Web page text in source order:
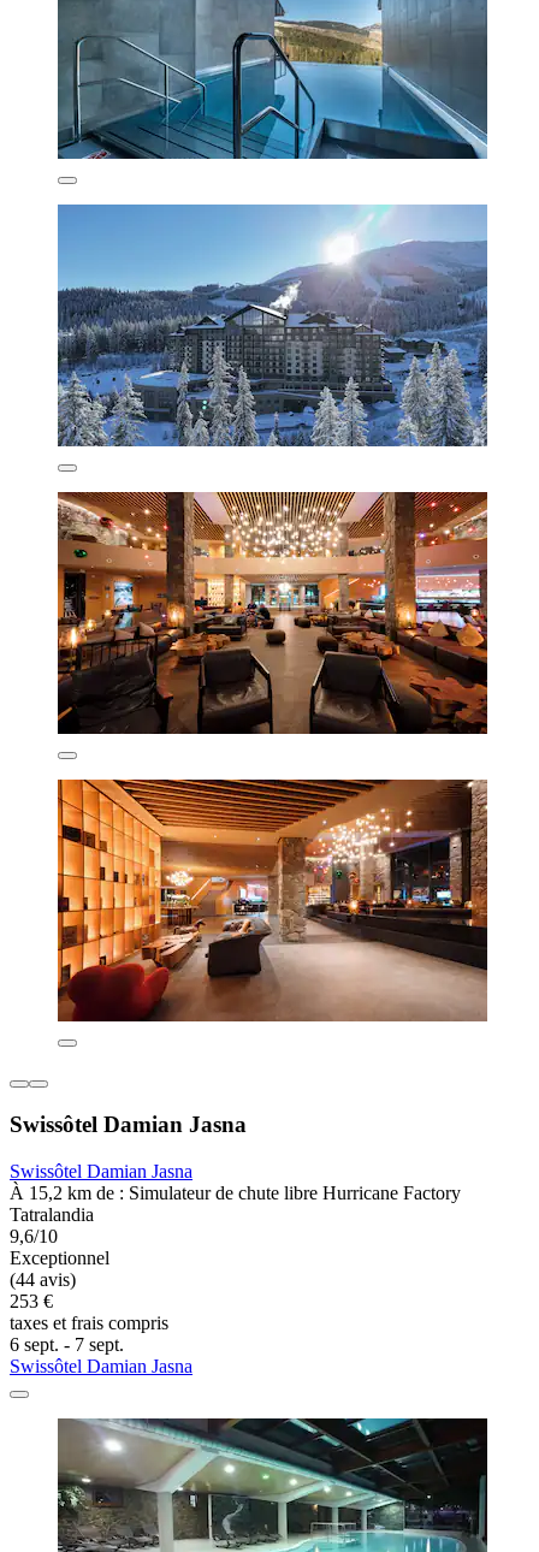
Swissôtel Damian Jasna
Swissôtel Damian Jasna
À 15,2 km de : Simulateur de chute libre Hurricane Factory
Tatralandia
9,6/10
Exceptionnel
(44 avis)
253 €
taxes et frais compris
6 sept. - 7 sept.
Swissôtel Damian Jasna